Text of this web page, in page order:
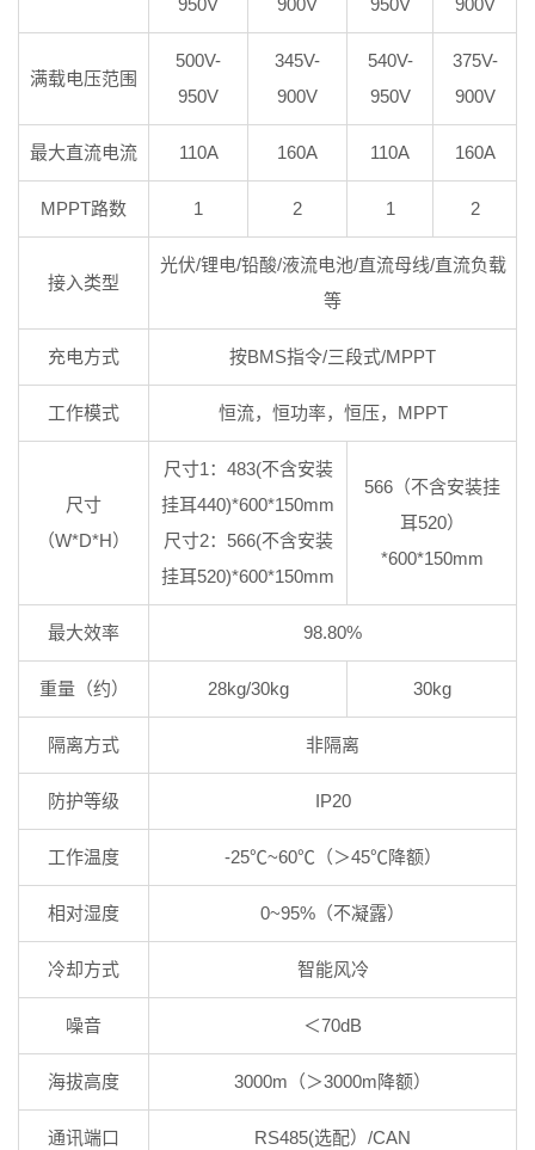
950V
900V
950V
900V
满载电压范围
500V-
950V
345V-
900V
540V-
950V
375V-
900V
最大直流电流 110A 160A 110A 160A
MPPT路数 1 2 1 2
接入类型
光伏/锂电/铅酸/液流电池/直流母线/直流负载
等
充电方式 按BMS指令/三段式/MPPT
工作模式 恒流，恒功率，恒压，MPPT
尺寸
（W*D*H）
尺寸1：483(不含安装
挂耳440)*600*150mm
尺寸2：566(不含安装
挂耳520)*600*150mm
566（不含安装挂
耳520）
*600*150mm
最大效率 98.80%
重量（约） 28kg/30kg 30kg
隔离方式 非隔离
防护等级 IP20
工作温度 -25℃~60℃（＞45℃降额）
相对湿度 0~95%（不凝露）
冷却方式 智能风冷
噪音 ＜70dB
海拔高度 3000m（＞3000m降额）
通讯端口 RS485(选配）/CAN